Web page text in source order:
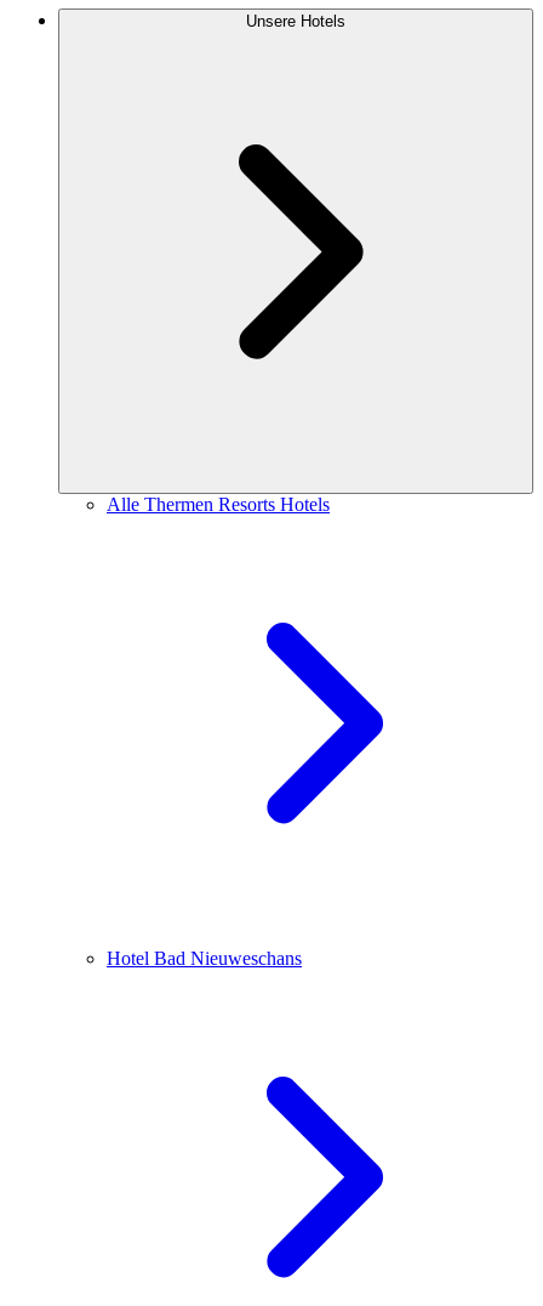
Unsere Hotels
Alle Thermen Resorts Hotels
Hotel Bad Nieuweschans